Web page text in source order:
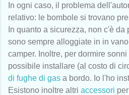
In ogni caso, il problema
relativo: le bombole si trovano
In quanto a sicurezza, non c'è
sono sempre alloggiate in in
camper. Inoltre, per dormire
possibile installare (al costo di
di fughe di gas a bordo. Io l'ho
Esistono inoltre altri accessori